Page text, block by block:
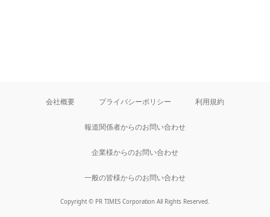
会社概要 プライバシーポリシー 利用規約
報道関係者からのお問い合わせ
企業様からのお問い合わせ
一般の皆様からのお問い合わせ
Copyright © PR TIMES Corporation All Rights Reserved.